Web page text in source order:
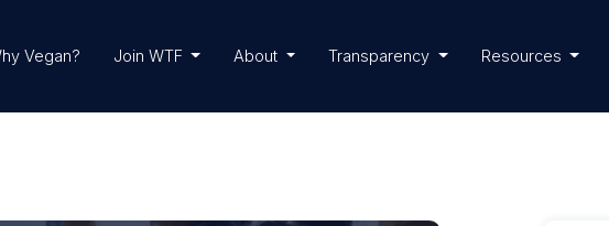
Vegan? Join WTF About Transparency Resources